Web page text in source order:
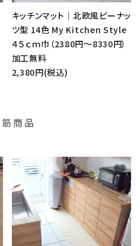
キッチンマット｜北欧風ピーナッ
ツ型 14色 My Kitchen Style
４５ｃｍ巾（2380円～8330円）
加工無料
2,380円(税込)
商品
favorite